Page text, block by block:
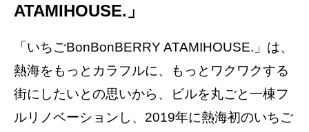
ATAMIHOUSE.」
「いちごBonBonBERRY ATAMIHOUSE.」は、
熱海をもっとカラフルに、もっとワクワクする
街にしたいとの思いから、ビルを丸ごと一棟フ
ルリノベーションし、2019年に熱海初のいちご